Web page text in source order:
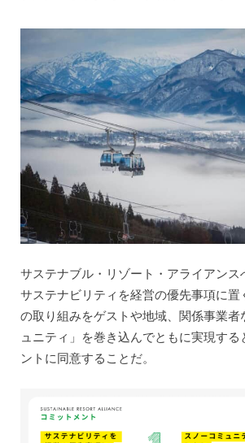
サステナブル・リゾート・アライアンス
サステナビリティを経営の優先事項に置
の取り組みをゲストや地域、関係事業者
ュニティ」を巻き込んでともに実現する
ントに同意することだ。